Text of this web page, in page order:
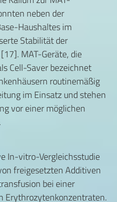
neben der
Haushaltes im
Stabilität der
MAT-Geräte, die
Cell-Saver bezeichnet
routinemäßig
im Einsatz und stehen
vor einer möglichen
In-vitro-Vergleichsstudie
freigesetzten Additiven
bei einer
Erythrozytenkonzentraten.